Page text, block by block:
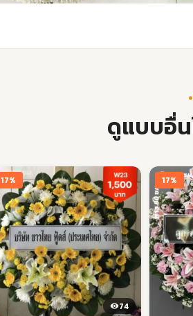
ดูแบบอื่
17%
74
17%